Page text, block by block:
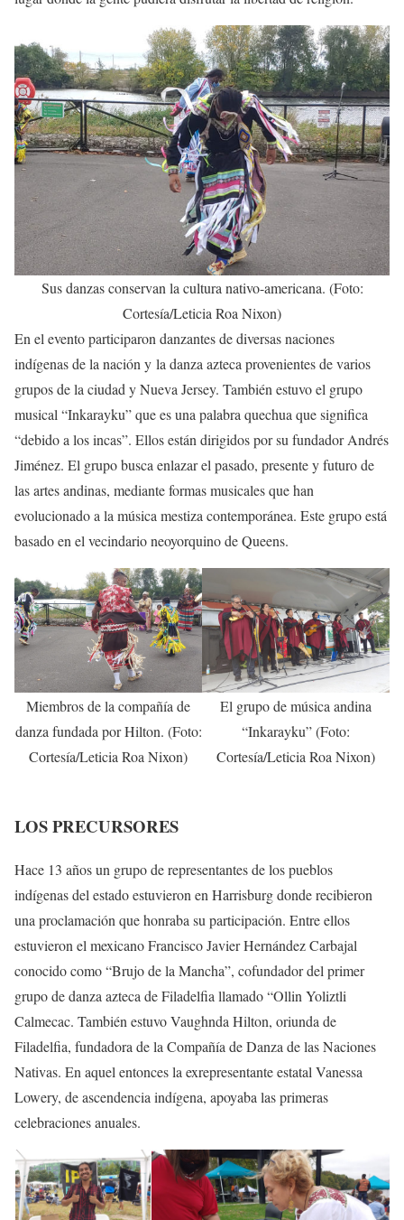
Sus danzas conservan la cultura nativo-americana. (Foto:
Cortesía/Leticia Roa Nixon)
En el evento participaron danzantes de diversas naciones
indígenas de la nación y la danza azteca provenientes de varios
grupos de la ciudad y Nueva Jersey. También estuvo el grupo
musical “Inkarayku” que es una palabra quechua que significa
“debido a los incas”. Ellos están dirigidos por su fundador Andrés
Jiménez. El grupo busca enlazar el pasado, presente y futuro de
las artes andinas, mediante formas musicales que han
evolucionado a la música mestiza contemporánea. Este grupo está
basado en el vecindario neoyorquino de Queens.
Miembros de la compañía de
danza fundada por Hilton. (Foto:
Cortesía/Leticia Roa Nixon)
El grupo de música andina
“Inkarayku” (Foto:
Cortesía/Leticia Roa Nixon)
LOS PRECURSORES
Hace 13 años un grupo de representantes de los pueblos
indígenas del estado estuvieron en Harrisburg donde recibieron
una proclamación que honraba su participación. Entre ellos
estuvieron el mexicano Francisco Javier Hernández Carbajal
conocido como “Brujo de la Mancha”, cofundador del primer
grupo de danza azteca de Filadelfia llamado “Ollin Yoliztli
Calmecac. También estuvo Vaughnda Hilton, oriunda de
Filadelfia, fundadora de la Compañía de Danza de las Naciones
Nativas. En aquel entonces la exrepresentante estatal Vanessa
Lowery, de ascendencia indígena, apoyaba las primeras
celebraciones anuales.